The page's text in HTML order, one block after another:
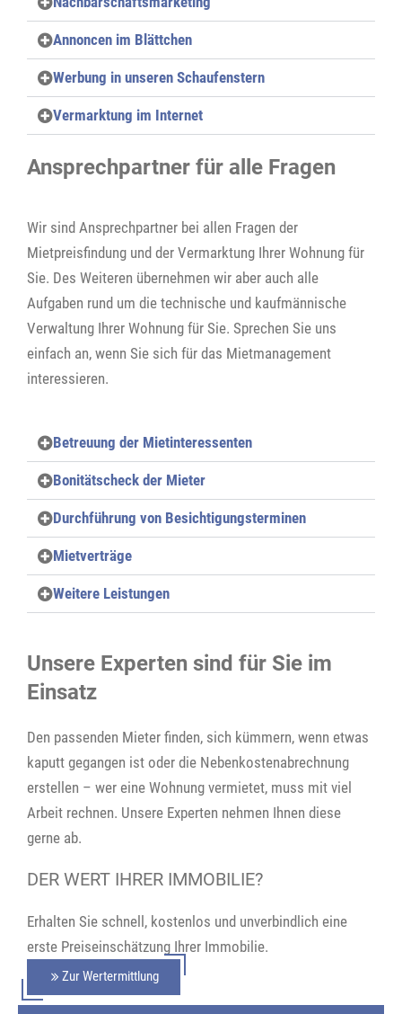
Annoncen im Blättchen
Werbung in unseren Schaufenstern
Vermarktung im Internet
Ansprechpartner für alle Fragen
Wir sind Ansprechpartner bei allen Fragen der
Mietpreisfindung und der Vermarktung Ihrer Wohnung für
Sie. Des Weiteren übernehmen wir aber auch alle
Aufgaben rund um die technische und kaufmännische
Verwaltung Ihrer Wohnung für Sie. Sprechen Sie uns
einfach an, wenn Sie sich für das Mietmanagement
interessieren.
Betreuung der Mietinteressenten
Bonitätscheck der Mieter
Durchführung von Besichtigungsterminen
Mietverträge
Weitere Leistungen
Unsere Experten sind für Sie im
Einsatz
Den passenden Mieter finden, sich kümmern, wenn etwas
kaputt gegangen ist oder die Nebenkostenabrechnung
erstellen – wer eine Wohnung vermietet, muss mit viel
Arbeit rechnen. Unsere Experten nehmen Ihnen diese
gerne ab.
DER WERT IHRER IMMOBILIE?
Erhalten Sie schnell, kostenlos und unverbindlich eine
erste Preiseinschätzung Ihrer Immobilie.
Zur Wertermittlung